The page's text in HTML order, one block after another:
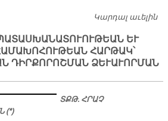
Կարդալ աւելին
2.
ԵՒ
ՀԱՐԹԱԿ՝
ԴԻՐՔՈՐՈՇՄԱՆ ՁԵՒԱՒՈՐՄԱՆ
ՏՔԹ. ՀՐԱՉ
(*)